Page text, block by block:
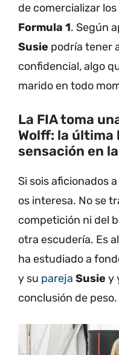
de comercializar
Formula 1. Según
Susie podría tener
confidencial, algo
marido en todo
La FIA toma
Wolff: la última
sensación en
Si sois aficionados a
os interesa. No se
competición ni del
otra escudería. Es
ha estudiado a
y su pareja Susie y
conclusión de peso.